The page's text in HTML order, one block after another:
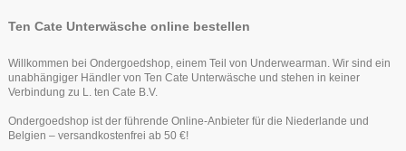
Artikel nur noch in anderer Variante erhältlich
Ten Cate Unterwäsche online bestellen
Willkommen bei Ondergoedshop, einem Teil von Underwearman. Wir sind ein
unabhängiger Händler von Ten Cate Unterwäsche und stehen in keiner
Verbindung zu L. ten Cate B.V.
Ondergoedshop ist der führende Online-Anbieter für die Niederlande und
Belgien – versandkostenfrei ab 50 €!